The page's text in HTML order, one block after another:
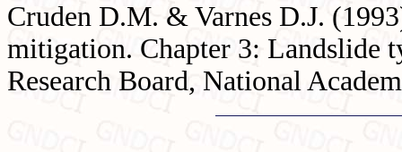
Cruden D.M. & Varnes D.J.
mitigation. Chapter 3: Landslide
Research Board, National